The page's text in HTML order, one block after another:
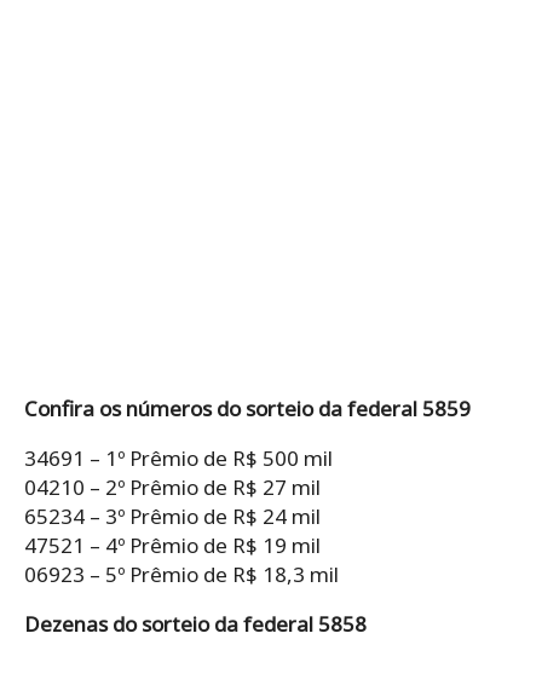
Confira os números do sorteio da federal 5859
34691 – 1º Prêmio de R$ 500 mil
04210 – 2º Prêmio de R$ 27 mil
65234 – 3º Prêmio de R$ 24 mil
47521 – 4º Prêmio de R$ 19 mil
06923 – 5º Prêmio de R$ 18,3 mil
Dezenas do sorteio da federal 5858